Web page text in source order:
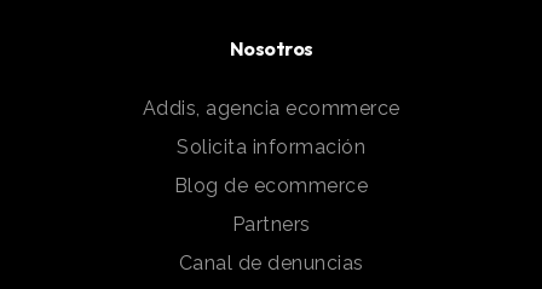
Nosotros
Addis, agencia ecommerce
Solicita información
Blog de ecommerce
Partners
Canal de denuncias